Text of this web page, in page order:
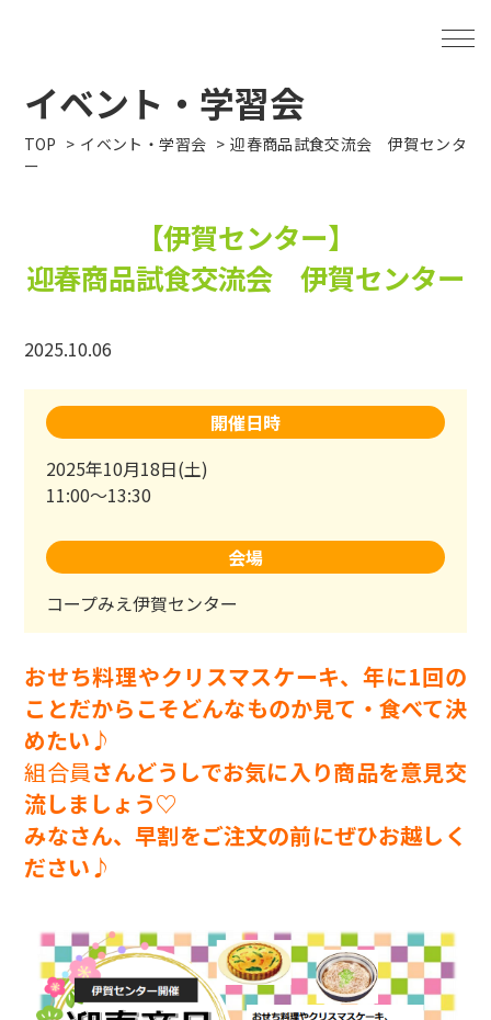
イベント・学習会
TOP イベント・学習会
迎春商品試食交流会 伊賀センタ
ー
【伊賀センター】
迎春商品試食交流会 伊賀センター
2025.10.06
開催日時
2025年10月18日(土)
11:00～13:30
会場
コープみえ伊賀センター
おせち料理やクリスマスケーキ、 年に1回の
ことだからこそどんなものか見て・食べて決
めたい♪
組合員さんどうしでお気に入り商品を意見交
流しましょう♡
みなさん、早割をご注文の前にぜひお越しく
ださい♪